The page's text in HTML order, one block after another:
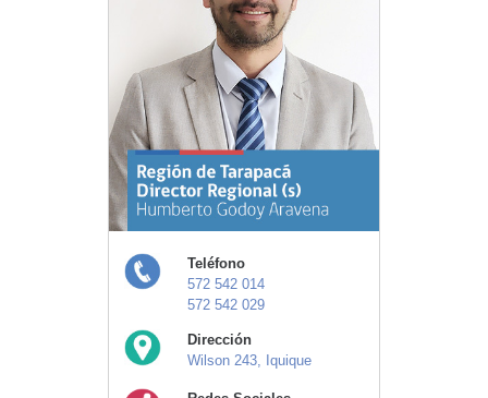
Teléfono
572 542 014
572 542 029
Dirección
Wilson 243, Iquique